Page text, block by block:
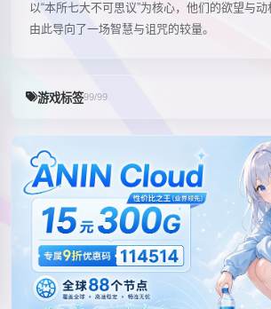
以“本所七大不可思议”为核心，他们的欲望与
由此导向了一场智慧与诅咒的较量。
游戏标签99/99